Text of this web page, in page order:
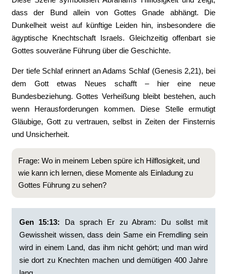
dass der Bund allein von Gottes Gnade abhängt. Die
Dunkelheit weist auf künftige Leiden hin, insbesondere die
ägyptische Knechtschaft Israels. Gleichzeitig offenbart sie
Gottes souveräne Führung über die Geschichte.
Der tiefe Schlaf erinnert an Adams Schlaf (Genesis 2,21), bei
dem Gott etwas Neues schafft – hier eine neue
Bundesbeziehung. Gottes Verheißung bleibt bestehen, auch
wenn Herausforderungen kommen. Diese Stelle ermutigt
Gläubige, Gott zu vertrauen, selbst in Zeiten der Finsternis
und Unsicherheit.
Frage: Wo in meinem Leben spüre ich Hilflosigkeit, und
wie kann ich lernen, diese Momente als Einladung zu
Gottes Führung zu sehen?
Gen 15:13: ‭Da sprach Er zu Abram: Du sollst mit
Gewissheit wissen, dass dein Same ein Fremdling sein
wird in einem Land, das ihm nicht gehört; und man wird
sie dort zu Knechten machen und demütigen 400 Jahre